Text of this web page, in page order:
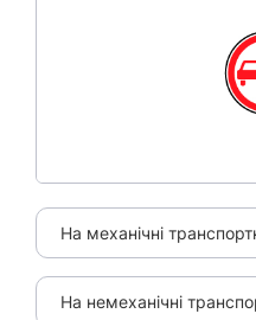
На механічні
На немеханічні